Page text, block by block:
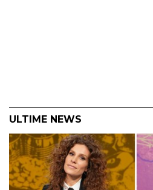
ULTIME NEWS